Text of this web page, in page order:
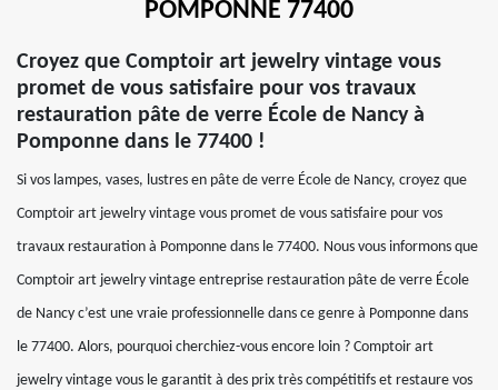
POMPONNE 77400
Croyez que Comptoir art jewelry vintage vous
promet de vous satisfaire pour vos travaux
restauration pâte de verre École de Nancy à
Pomponne dans le 77400 !
Si vos lampes, vases, lustres en pâte de verre École de Nancy, croyez que
Comptoir art jewelry vintage vous promet de vous satisfaire pour vos
travaux restauration à Pomponne dans le 77400. Nous vous informons que
Comptoir art jewelry vintage entreprise restauration pâte de verre École
de Nancy c’est une vraie professionnelle dans ce genre à Pomponne dans
le 77400. Alors, pourquoi cherchiez-vous encore loin ? Comptoir art
jewelry vintage vous le garantit à des prix très compétitifs et restaure vos